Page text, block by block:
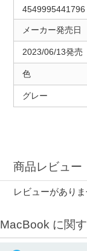
4549995441796
メーカー発売日
2023/06/13発売
色
グレー
商品レビュー
レビューがあり
MacBook に関